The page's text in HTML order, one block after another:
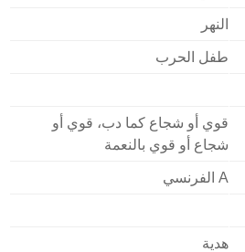
طفل الحرب
قوي أو شجاع كما دب، قوي أو
شجاع أو قوي بالنعمة
هدية